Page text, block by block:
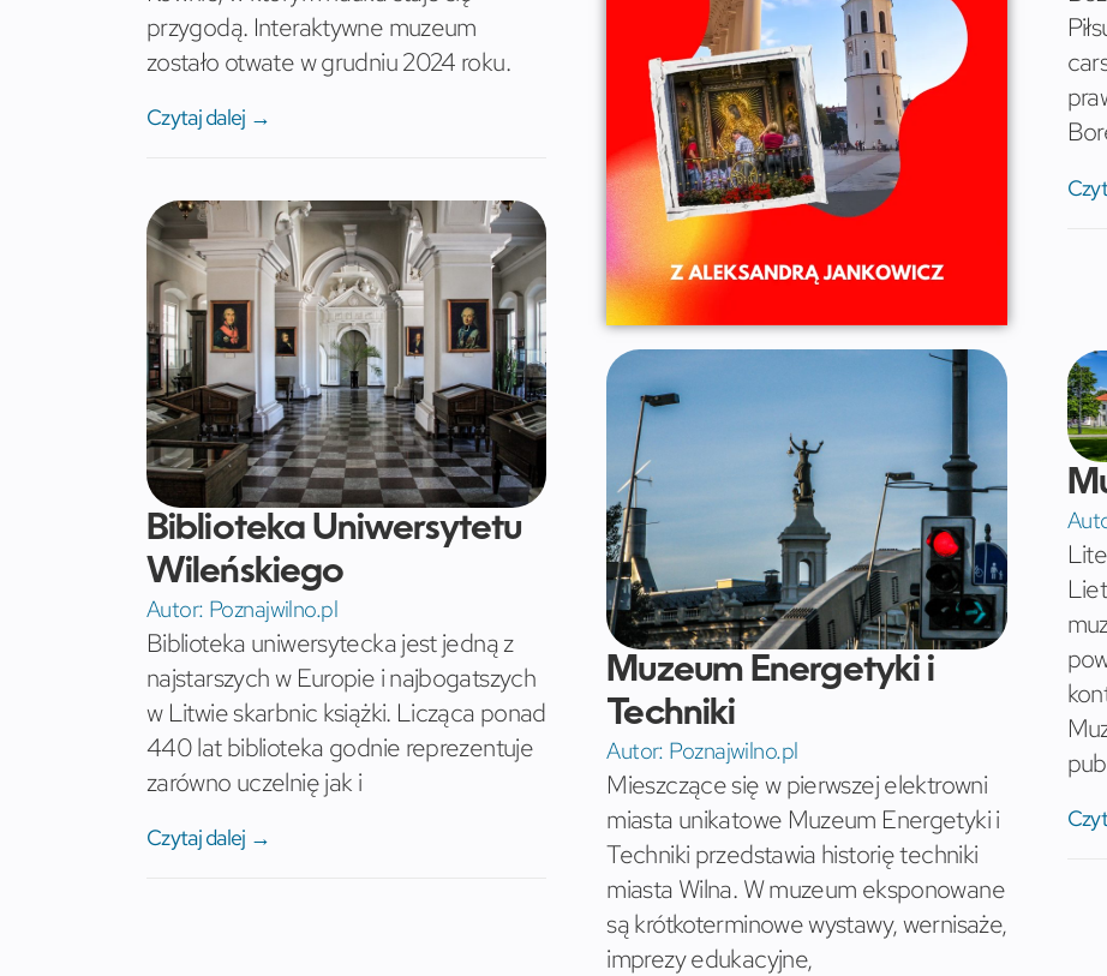
przygodą. Interaktywne muzeum
zostało otwate w grudniu 2024 roku.
Czytaj dalej →
Biblioteka Uniwersytetu
Wileńskiego
Autor: Poznajwilno.pl
Biblioteka uniwersytecka jest jedną z
najstarszych w Europie i najbogatszych
w Litwie skarbnic książki. Licząca ponad
440 lat biblioteka godnie reprezentuje
zarówno uczelnię jak i
Czytaj dalej →
Muzeum Energetyki i
Techniki
Autor: Poznajwilno.pl
Mieszczące się w pierwszej elektrowni
miasta unikatowe Muzeum Energetyki i
Techniki przedstawia historię techniki
miasta Wilna. W muzeum eksponowane
są krótkoterminowe wystawy, wernisaże,
imprezy edukacyjne,